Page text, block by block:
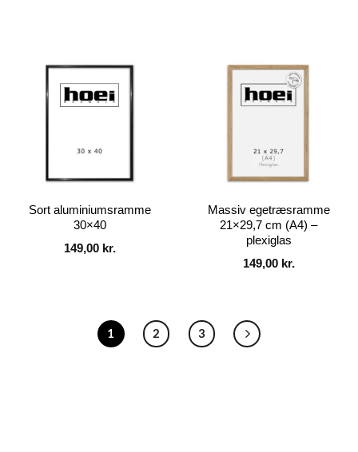
Sort aluminiumsramme
30×40
149,00 kr.
Massiv egetræsramme
21×29,7 cm (A4) –
plexiglas
149,00 kr.
1 2 3